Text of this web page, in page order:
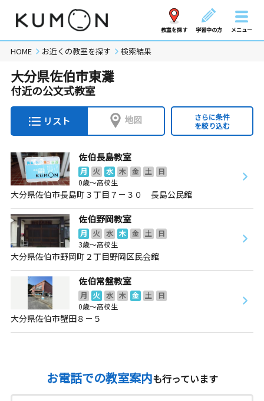
教室を探す 学習中の方 メニュー
HOME お近くの教室を探す 検索結果
大分県佐伯市東灘
付近の公文式教室
リスト 地図
さらに条件
を絞り込む
佐伯長島教室
月 火 水 木 金 土
日
0歳～高校生
大分県佐伯市長島町３丁目７－３０ 長島公民館
佐伯野岡教室
月 火 水 木 金 土
日
3歳～高校生
大分県佐伯市野岡町２丁目野岡区民会館
佐伯常盤教室
月 火 水 木 金 土
日
0歳～高校生
大分県佐伯市蟹田８－５
お電話での教室案内も行っています